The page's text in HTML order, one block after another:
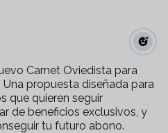
Carnet Oviedista para
propuesta diseñada para
que quieren seguir
de beneficios exclusivos, y
tu futuro abono.